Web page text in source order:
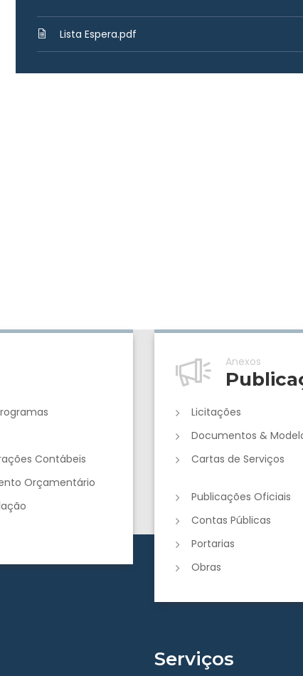
Lista Espera.pdf
Contábeis
Orçamentário
Anexos
Licitações
Documentos &
Cartas de Serviços
Publicações Oficiais
Contas Públicas
Portarias
Obras
Serviços